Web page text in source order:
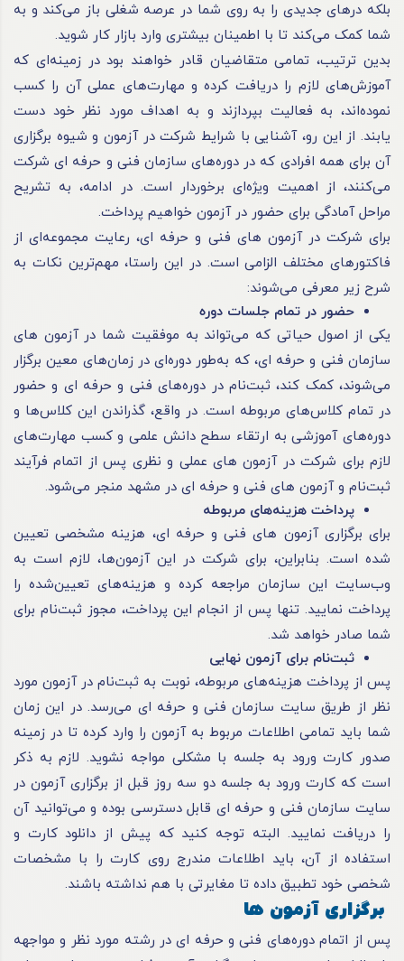
بلکه درهای جدیدی را به روی شما در عرصه شغلی باز می‌کند و به
شما کمک می‌کند تا با اطمینان بیشتری وارد بازار کار شوید.
بدین ترتیب، تمامی متقاضیان قادر خواهند بود در زمینه‌ای که
آموزش‌های لازم را دریافت کرده و مهارت‌های عملی آن را کسب
نموده‌اند، به فعالیت بپردازند و به اهداف مورد نظر خود دست
یابند. از این رو، آشنایی با شرایط شرکت در آزمون و شیوه برگزاری
آن برای همه افرادی که در دوره‌های سازمان فنی و حرفه ایشرکت
می‌کنند، از اهمیت ویژه‌ای برخوردار است. در ادامه، به تشریح
مراحل آمادگی برای حضور در آزمون خواهیم پرداخت.
برای شرکت در آزمون های فنی و حرفه ای، رعایت مجموعه‌ای از
فاکتورهای مختلف الزامی است. در این راستا، مهم‌ترین نکات به
شرح زیر معرفی می‌شوند:
حضور در تمام جلسات دوره
یکی از اصول حیاتی که می‌تواند به موفقیت شما در آزمون های
سازمان فنی و حرفه ای، که به‌طور دوره‌ای در زمان‌های معین برگزار
می‌شوند، کمک کند، ثبت‌نام در دوره‌های فنی و حرفه ای و حضور
در تمام کلاس‌های مربوطه است. در واقع، گذراندن این کلاس‌ها و
دوره‌های آموزشی به ارتقاء سطح دانش علمی و کسب مهارت‌های
لازم برای شرکت در آزمون های عملی و نظری پس از اتمام فرآیند
ثبت‌نام و آزمون های فنی و حرفه ای در مشهد منجر می‌شود.
پرداخت هزینه‌های مربوطه
برای برگزاری آزمون های فنی و حرفه ای، هزینه مشخصی تعیین
شده است. بنابراین، برای شرکت در این آزمون‌ها، لازم است به
وب‌سایت این سازمان مراجعه کرده و هزینه‌های تعیین‌شده را
پرداخت نمایید. تنها پس از انجام این پرداخت، مجوز ثبت‌نام برای
شما صادر خواهد شد.
ثبت‌نام برای آزمون نهایی
پس از پرداخت هزینه‌های مربوطه، نوبت به ثبت‌نام در آزمون مورد
نظر از طریق سایت سازمان فنی و حرفه ای می‌رسد. در این زمان
شما باید تمامی اطلاعات مربوط به آزمون را وارد کرده تا در زمینه
صدور کارت ورود به جلسه با مشکلی مواجه نشوید. لازم به ذکر
است که کارت ورود به جلسه دو سه روز قبل از برگزاری آزمون در
سایت سازمان فنی و حرفه ای قابل دسترسی بوده و می‌توانید آن
را دریافت نمایید. البته توجه کنید که پیش از دانلود کارت و
استفاده از آن، باید اطلاعات مندرج روی کارت را با مشخصات
شخصی خود تطبیق داده تا مغایرتی با هم نداشته باشند.
برگزاری آزمون ها
پس از اتمام دوره‌های فنی و حرفه ایدر رشته مورد نظر و مواجهه